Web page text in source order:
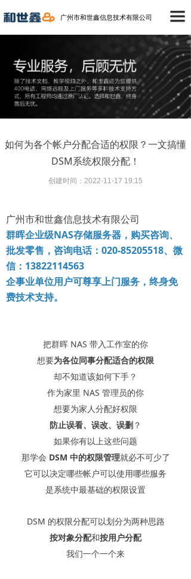
끀
首页
成功案例
技术支持
新闻中心
关于我们
广州市和世鑫信息技术有限公司
如何为各个帐户分配合适的权限？一文搞懂
DSM系统权限分配！
创建时间： 2022-11-17 19:15
广州市和世鑫信息技术有限公司
群晖企业级NAS存储服务器，购买咨询、
批发零售，咨询电话：020-85205518、微
信：13822114563
企事业单位用户可尊享上门服务，终身免
费技术支持。
把群晖 NAS 带入工作室的你
想要为各位同事分配适合的权限
却不知道该如何下手？
作为家里 NAS 管理员的你
想要为家人分配好权限
防止误看、误改、误删 ？
如果你有以上这些问题
那学会 DSM 中的权限管理就必不可少了
它可以决定哪些帐户可以使用哪些服务
是系统中最基础的权限设置
DSM 的权限分配可以划分为两种思路
按对象分配和按用户分配
我们一个一个来